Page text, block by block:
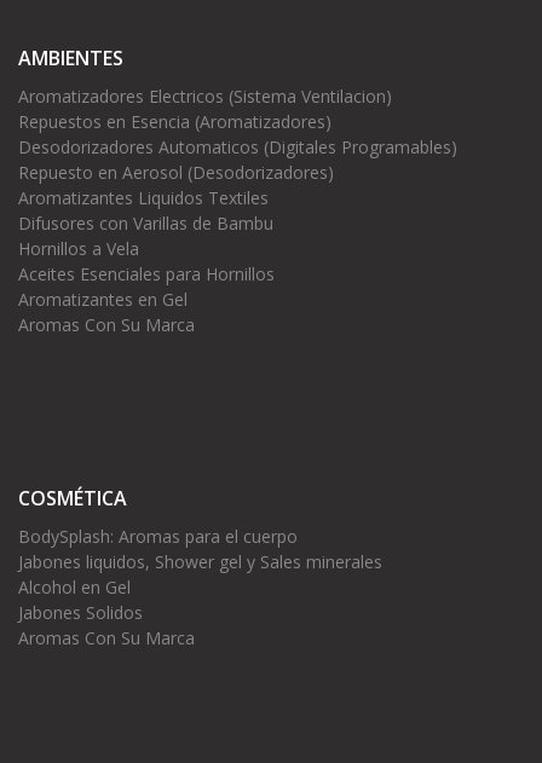
AMBIENTES
Aromatizadores Electricos (Sistema Ventilacion)
Repuestos en Esencia (Aromatizadores)
Desodorizadores Automaticos (Digitales Programables)
Repuesto en Aerosol (Desodorizadores)
Aromatizantes Liquidos Textiles
Difusores con Varillas de Bambu
Hornillos a Vela
Aceites Esenciales para Hornillos
Aromatizantes en Gel
Aromas Con Su Marca
COSMÉTICA
BodySplash: Aromas para el cuerpo
Jabones liquidos, Shower gel y Sales minerales
Alcohol en Gel
Jabones Solidos
Aromas Con Su Marca